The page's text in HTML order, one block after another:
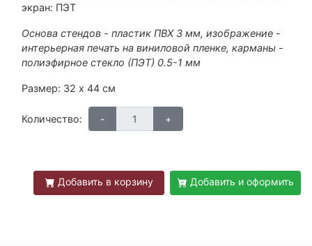
экран: ПЭТ
Основа стендов - пластик ПВХ 3 мм, изображение -
интерьерная печать на виниловой пленке, карманы -
полиэфирное стекло (ПЭТ) 0.5-1 мм
Размер: 32 х 44 см
Количество:
Добавить в корзину Добавить и оформить